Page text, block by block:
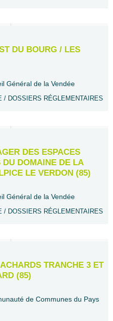
DU BOURG / LES
Général de la Vendée
/ DOSSIERS RÉGLEMENTAIRES
DES ESPACES
DU DOMAINE DE LA
LE VERDON (85)
Général de la Vendée
/ DOSSIERS RÉGLEMENTAIRES
TRANCHE 3 ET
(85)
de Communes du Pays